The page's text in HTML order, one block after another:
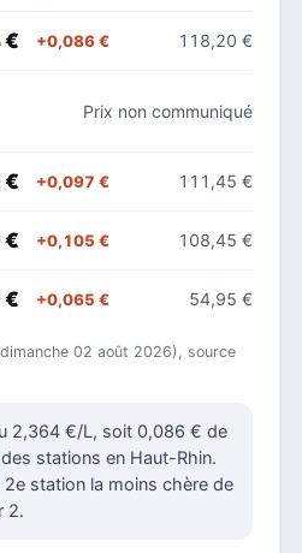
€ +0,086 € 118,20 €
Prix non communiqué
€ +0,097 € 111,45 €
€ +0,105 € 108,45 €
€ +0,065 € 54,95 €
02 août 2026), source
2,364 €/L, soit 0,086 € de
stations en Haut-Rhin.
2e station la moins chère de
2.